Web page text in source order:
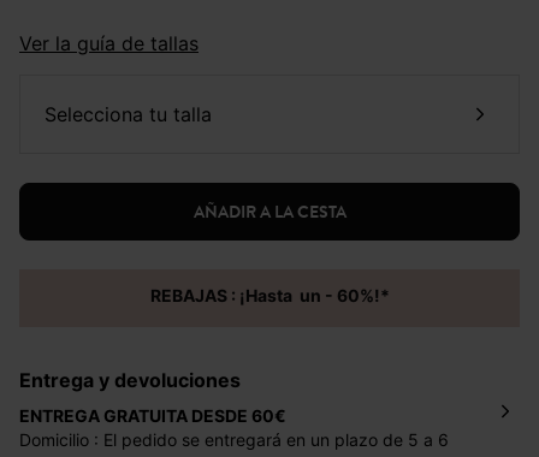
Ver la guía de tallas
selecciona tu talla
AÑADIR A LA CESTA
REBAJAS : ¡Hasta un - 60%!*
Entrega y devoluciones
ENTREGA GRATUITA DESDE 60€
Domicilio : El pedido se entregará en un plazo de 5 a 6